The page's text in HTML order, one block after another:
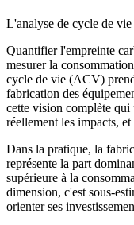
L'analyse de cycle de
Quantifier l'empreinte
mesurer la
cycle de vie (ACV)
fabrication des
cette vision complète
réellement les impacts,
Dans la pratique, la
représente la part
supérieure à la
dimension, c'est sous-
orienter ses